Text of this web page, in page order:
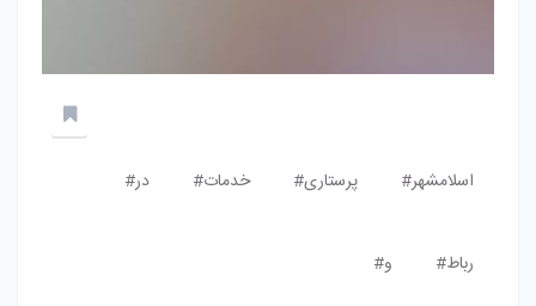
اسلامشهر# پرستاری# خدمات# در#
رباط# و#